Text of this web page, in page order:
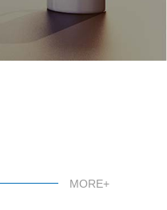
MORE+